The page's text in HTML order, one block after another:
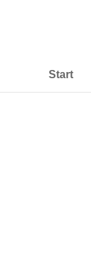
Start